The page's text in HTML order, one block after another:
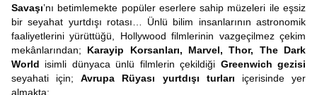
Savaşı’nı betimlemekte popüler eserlere sahip müzeleri ile eşsiz
bir seyahat yurtdışı rotası… Ünlü bilim insanlarının astronomik
faaliyetlerini yürüttüğü, Hollywood filmlerinin vazgeçilmez çekim
mekânlarından; Karayip Korsanları, Marvel, Thor, The Dark
World isimli dünyaca ünlü filmlerin çekildiği Greenwich gezisi
seyahati için;Avrupa Rüyası yurtdışı turları içerisinde yer
almakta;